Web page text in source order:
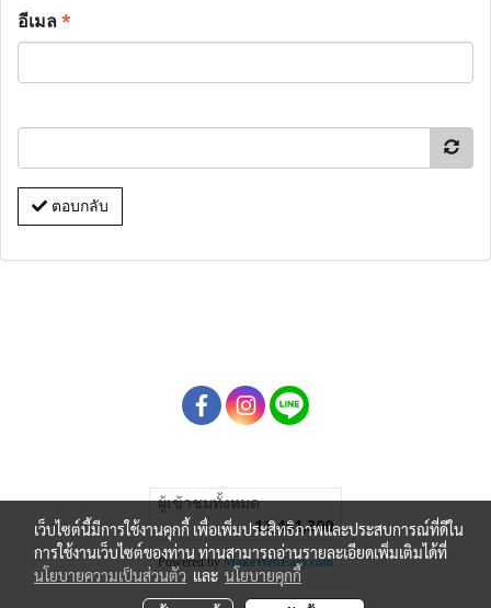
อีเมล*
ตอบกลับ
ผู้เข้าชมทั้งหมด
11,491,300
Powered byMakeWebEasy.com
เว็บไซต์นี้มีการใช้งานคุกกี้ เพื่อเพิ่มประสิทธิภาพและประสบการณ์ที่ดีใน
การใช้งานเว็บไซต์ของท่าน ท่านสามารถอ่านรายละเอียดเพิ่มเติมได้ที่
นโยบายความเป็นส่วนตัว และ นโยบายคุกกี้